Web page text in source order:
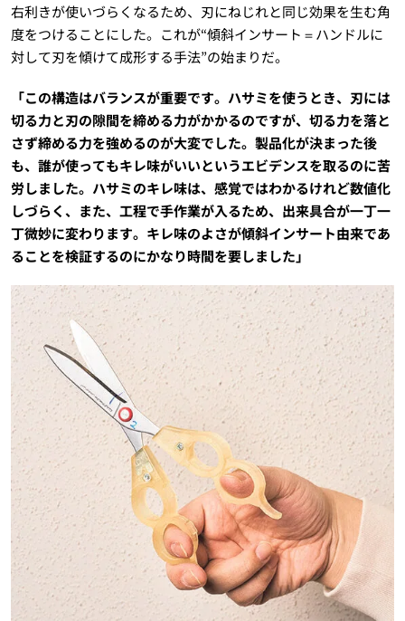
右利きが使いづらくなるため、刃にねじれと同じ効果を生む角
度をつけることにした。これが“傾斜インサート＝ハンドルに
対して刃を傾けて成形する手法”の始まりだ。
「この構造はバランスが重要です。ハサミを使うとき、刃には
切る力と刃の隙間を締める力がかかるのですが、切る力を落と
さず締める力を強めるのが大変でした。製品化が決まった後
も、誰が使ってもキレ味がいいというエビデンスを取るのに苦
労しました。ハサミのキレ味は、感覚ではわかるけれど数値化
しづらく、また、工程で手作業が入るため、出来具合が一丁一
丁微妙に変わります。キレ味のよさが傾斜インサート由来であ
ることを検証するのにかなり時間を要しました」